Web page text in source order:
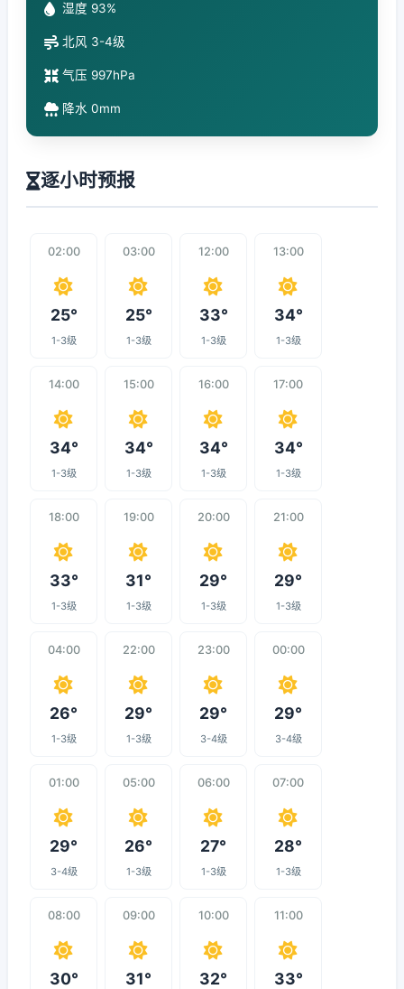
湿度 93%
北风 3-4级
气压 997hPa
降水 0mm
逐小时预报
02:00
25°
1-3级
03:00
25°
1-3级
12:00
33°
1-3级
13:00
34°
1-3级
14:00
34°
1-3级
15:00
34°
1-3级
16:00
34°
1-3级
17:00
34°
1-3级
18:00
33°
1-3级
19:00
31°
1-3级
20:00
29°
1-3级
21:00
29°
1-3级
04:00
26°
1-3级
22:00
29°
1-3级
23:00
29°
3-4级
00:00
29°
3-4级
01:00
29°
3-4级
05:00
26°
1-3级
06:00
27°
1-3级
07:00
28°
1-3级
08:00
30°
09:00
31°
10:00
32°
11:00
33°